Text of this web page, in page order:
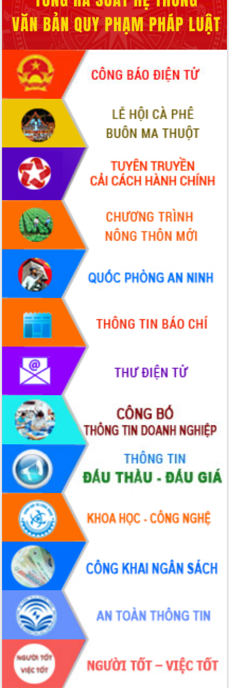
với Tập đoàn Bưu chính Viễn thông
Việt Nam
Thứ trưởng Bộ Y tế làm việc với tỉnh
Đắk Lắk về phát triển nhân lực y tế
cho trạm y tế cấp xã
Du lịch Đắk Lắk nâng tầm trải nghiệm
du khách thông qua Hệ thống cơ sở dữ
liệu và Bản đồ số
Tập huấn ứng dụng trí tuệ nhân tạo (AI)
trong thương mại điện tử năm 2026
Đoàn đại biểu Quốc hội tỉnh Đắk Lắk
trao đổi thông tin trước Kỳ họp thứ
nhất, Quốc hội khóa XVI
Quyết liệt cải cách hành chính, khơi
thông nguồn lực phát triển
Nâng cao hiệu lực, hiệu quả HĐND
tỉnh thông qua hiện đại hóa hành chính
Xã Ea Phê gắn cải cách hành chính với
chuyển đổi số
Phó Chủ tịch Thường trực UBND tỉnh
Hồ Thị Nguyên Thảo làm việc tại Trung
tâm Phục vụ hành chính công xã Ea
Phê
Xây dựng nền hành chính số đồng
hành cùng nông dân dân, doanh nghiệp
Giai đoạn 2026-2030, Đắk Lắk phấn
đấu có 77% xã đạt chuẩn nông thôn
Chuyển đổi số 'mở đường' cho nông
nghiệp Đắk Lắk tăng trưởng bứt phá
Triển khai đồng bộ đo đạc, lập hồ sơ
địa chính, hoàn thiện cơ sở dữ liệu đất
Ứng dụng sinh trắc học - Bước tiến
trong hành trình chuyển đổi số tại Đắk
Lắk
Đắk Lắk nâng cao hiệu quả công tác
Đảng từ Sổ tay đảng viên điện tử
Đắk Lắk đẩy mạnh nuôi biển công
nghệ, hướng tới phát triển thủy sản
bền vững
Tập huấn nâng cao năng lực triển khai
chuyển đổi số cho cán bộ, công chức
cấp xã
Đắk Lắk phát động hưởng ứng Ngày
Quyền của người tiêu dùng Việt Nam
2026
Đẩy mạnh cải cách hành chính, quyết
tâm đạt được mục tiêu tăng trưởng
hai con số trong năm 2026
Tổ chức trang trọng Lễ hội Đền thờ
Lương Văn Chánh năm 2026
Phó Bí thư Tỉnh ủy Đắk Lắk Đỗ Hữu
Huy giữ chức Bí thư Đảng ủy Ủy Ban
Nhân dân tỉnh
Bệnh án điện tử thúc đẩy chuyển đổi
số y tế tại Đắk Lắk
Chuyển đổi số thư viện: Mở rộng
không gian tri thức trong thời đại số
Đánh giá, rút kinh nghiệm công tác tổ
chức diễn tập trước ngày bầu cử